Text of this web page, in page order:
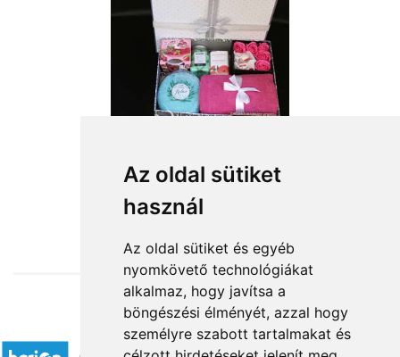
Az oldal sütiket
használ
Az oldal sütiket és egyéb
nyomkövető technológiákat
alkalmaz, hogy javítsa a
böngészési élményét, azzal hogy
személyre szabott tartalmakat és
from HUF22,200
Accepted payment methods